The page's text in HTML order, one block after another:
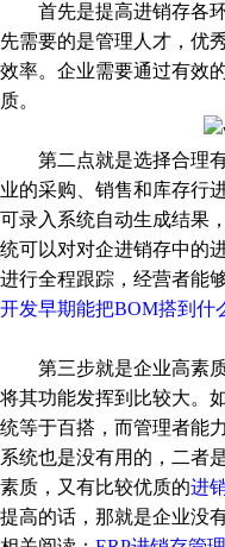
首先是提高进销存各环
先需要的是管理人才，优
效率。企业需要通过有效
质。
第二点就是选择合理有
业的采购、销售和库存行
可录入系统自动生成结果
统可以对对企进销存中的
进行全程跟踪，经营者能
开发早期能把BOM搭到什
第三步就是企业高素质
将其功能发挥到比较大。
统等于百搭，而管理者能
系统也是没有用的，二者
素质，又有比较优质的进
提高的话，那就是企业没